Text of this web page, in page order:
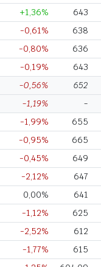
+1,36% 643
-0,61% 638
-0,80% 636
-0,19% 643
-0,56% 652
-1,19% -
-1,99% 655
-0,95% 665
-0,45% 649
-2,12% 647
0,00% 641
-1,12% 625
-2,52% 612
-1,77% 615